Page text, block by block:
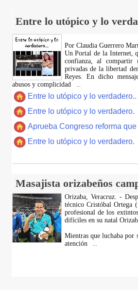
Entre lo utópico y lo
Por Claudia Guerrero
​Un Portal de la Internet,
confianza, al compartir
privadas de la libertad
Reyes. En dicho
abusos y complicidad
Entre lo utópico y lo verdadero..
Entre lo utópico y lo verdadero.
Aprueba Congreso reforma
Entre lo utópico y lo verdadero.
Masajista orizabeños
Orizaba, Veracruz. -
técnico Cristóbal Ortega
profesional de los
difíciles en su natal
Mientras que luchaba por
atención